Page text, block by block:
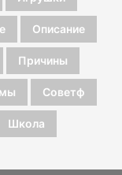
Описание
Причины
Советф
Школа